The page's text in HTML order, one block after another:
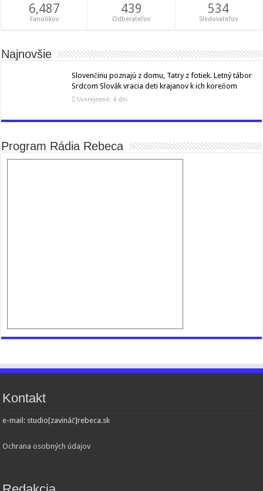
6,487
Fanúšikov
439
Odberateľov
534
Sledovateľov
Najnovšie
Slovenčinu poznajú z domu, Tatry z fotiek. Letný tábor
Srdcom Slovák vracia deti krajanov k ich koreňom
Uverejnené: 4 dni
Program Rádia Rebeca
Kontakt
e-mail: studio[zavináč]rebeca.sk
Ochrana osobných údajov